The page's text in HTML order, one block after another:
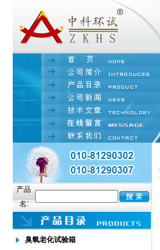
产品
名:
臭氧老化试验箱